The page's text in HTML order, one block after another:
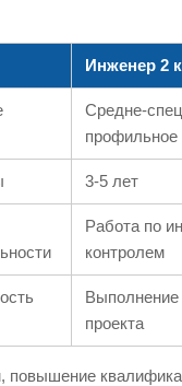
Инженер 2
Средне-
профильное
3-5 лет
Работа по
контролем
Выполнение
проекта
повышение